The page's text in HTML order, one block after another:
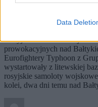
Data
piloci przechwytują
Rosyjskie lotnictwo bojowe
prowokacyjnych nad
Eurofightery Typhoon z
wystartowały z litewskiej
rosyjskie samoloty
kolei, dwa dni temu nad